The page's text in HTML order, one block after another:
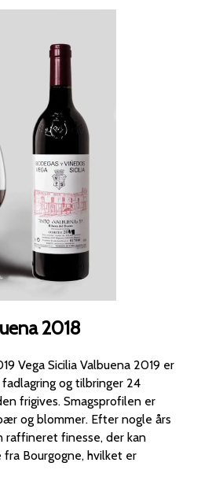
2018
er
og tilbringer 24
er
Efter nogle års
raffineret finesse, der kan
Bourgogne, hvilket er
vin fra Ribera del Duero.